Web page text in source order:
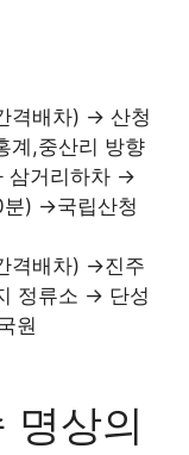
격배차) → 산청
계,중산리 방향
삼거리하차 →
) →국립산청
격배차) →진주
정류소 → 단성
원
명상의